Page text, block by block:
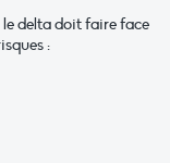
le delta doit faire face
: